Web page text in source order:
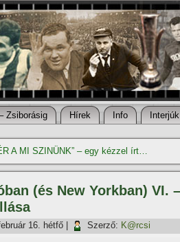
Zsiborásig Hí­rek Info Interjúk
A MI SZINÜNK” – egy kézzel í­rt…
(és New Yorkban) VI.
16. hétfő Szerző: K@rcsi